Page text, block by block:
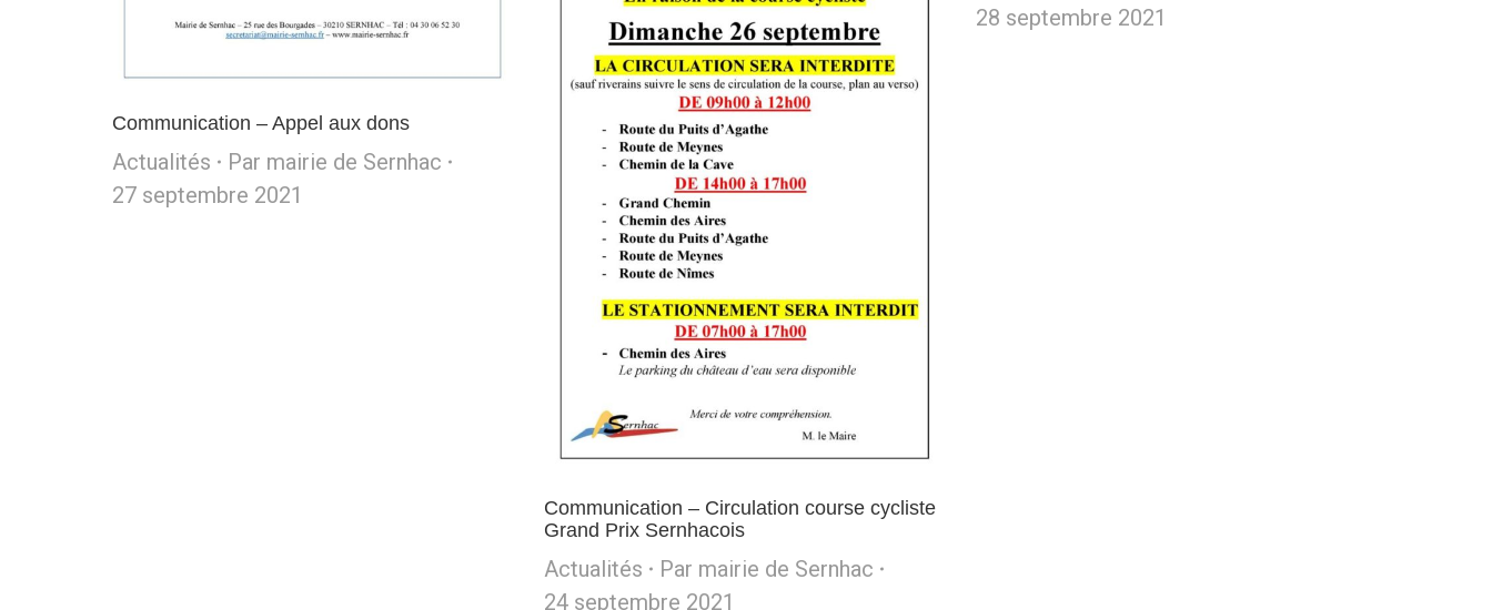
28 septembre 2021
Communication – Appel aux dons
Actualités Par mairie de Sernhac
27 septembre 2021
Communication – Circulation course cycliste
Grand Prix Sernhacois
Actualités Par mairie de Sernhac
24 septembre 2021